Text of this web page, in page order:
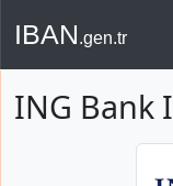
IBAN.gen.tr
ING Bank